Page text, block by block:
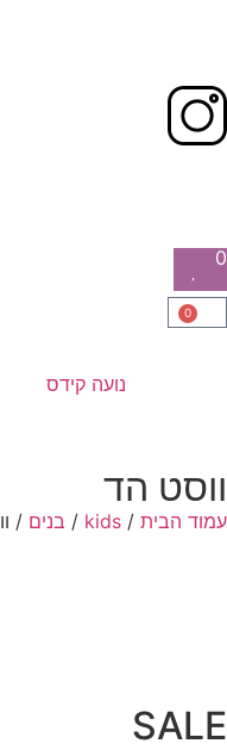
0
0
נועה קידס
ווסט הד
עמוד הבית /
kids
/ בנים /
SALE